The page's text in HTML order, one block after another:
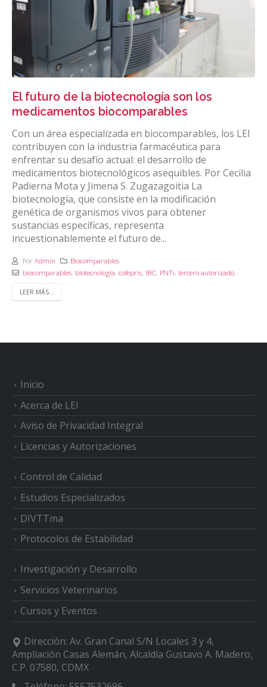
El futuro de la biotecnología son los
medicamentos biocomparables
Con un área especializada en biocomparables, los LEI
contribuyen con la industria farmacéutica para
enfrentar su desafío actual: el desarrollo de
medicamentos biotecnológicos asequibles. Por Cecilia
Padierna Mota y Jimena S. Zugazagoitia La
biotecnología, que consiste en la modificación
genética de organismos vivos para obtener
sustancias específicas, representa
incuestionablemente el futuro de...
PorAdmin
Biocomparables
biocomparables, biotecnología, cofepris, IBC, PNTi, tercero autorizado
LEER MÁS...
Inicio
Acerca de LEI
Aviso de Privacidad Integral
Licencias y Autorizaciones
Control de Calidad
Estudios Especializados
DIVTTma
Protocolos de Estabilidad
Investigación y Desarrollo
Servicios Veterinarios
Cursos y Eventos
Dirección: Av. Gran Canal S/N Locales 3 y 4,
Ampliación Casas Alemán, Alcaldía Gustavo A. Madero,
C.P. 07580, CDMX